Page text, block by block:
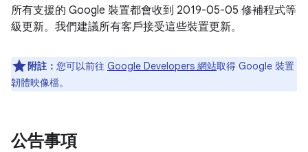
所有支援的 Google 裝置都會收到 2019-05-05 修補程式等
級更新。我們建議所有客戶接受這些裝置更新。
附註： 您可以前往 Google Developers 網站取得 Google 裝置
韌體映像檔。
公告事項